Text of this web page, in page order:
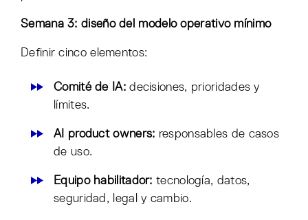
Semana 3: diseño del modelo operativo mínimo
Definir cinco elementos:
Comité de IA:decisiones, prioridades y
límites.
AI product owners: responsables de casos
de uso.
Equipo habilitador: tecnología, datos,
seguridad, legal y cambio.